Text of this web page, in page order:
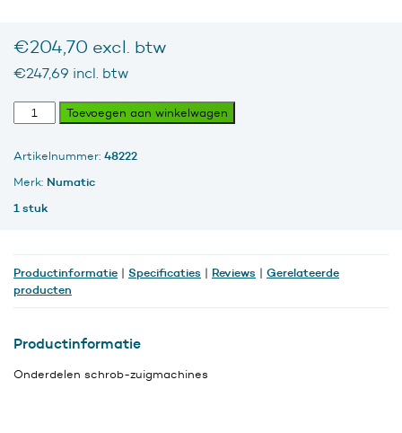
€204,70 excl. btw
€247,69 incl. btw
Boenborstel
Union
30
400
aantal
Toevoegen aan winkelwagen
Artikelnummer: 48222
Merk: Numatic
1 stuk
Productinformatie | Specificaties | Reviews | Gerelateerde
producten
Productinformatie
Onderdelen schrob-zuigmachines